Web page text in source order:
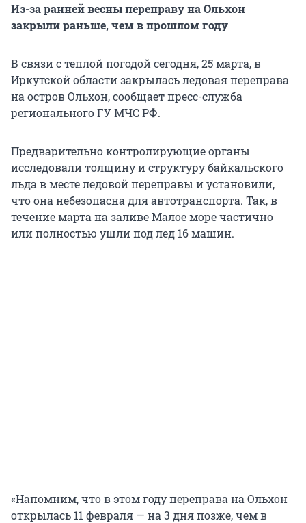
Из-за ранней весны переправу на Ольхон
закрыли раньше, чем в прошлом году
В связи с теплой погодой сегодня, 25 марта, в
Иркутской области закрылась ледовая переправа
на остров Ольхон, сообщает пресс-служба
регионального ГУ МЧС РФ.
Предварительно контролирующие органы
исследовали толщину и структуру байкальского
льда в месте ледовой переправы и установили,
что она небезопасна для автотранспорта. Так, в
течение марта на заливе Малое море частично
или полностью ушли под лед 16 машин.
«Напомним, что в этом году переправа на Ольхон
открылась 11 февраля — на 3 дня позже, чем в